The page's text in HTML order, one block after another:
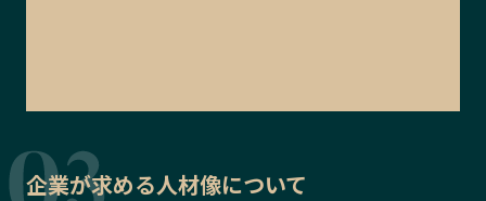
企業が求める人材像について